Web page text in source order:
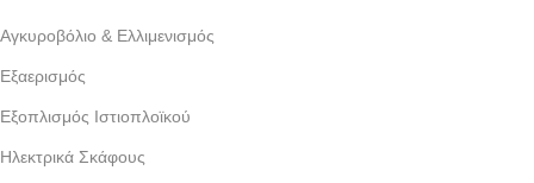
Αγκυροβόλιο & Ελλιμενισμός
Εξαερισμός
Εξοπλισμός Ιστιοπλοϊκού
Ηλεκτρικά Σκάφους